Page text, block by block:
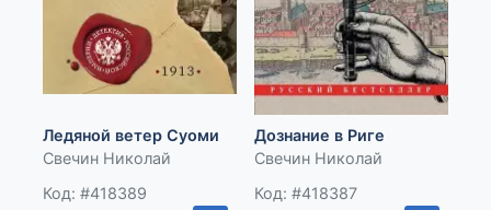
Ледяной ветер Суоми
Свечин Николай
Код: #418389
Дознание в Риге
Свечин Николай
Код: #418387